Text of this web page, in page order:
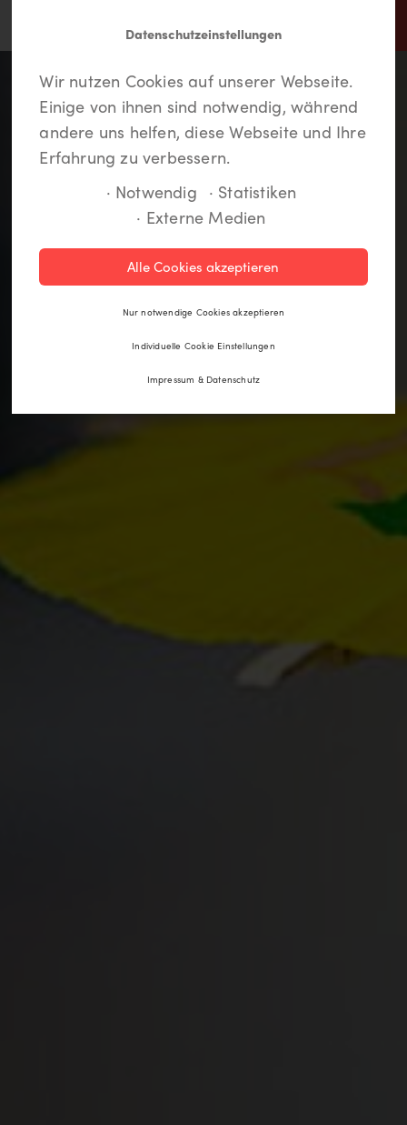
In Lippstadt findet jeder
etwas.
Deine Lieblingsorte zu speichern und eine
Route anzulegen. Wenn Du noch kein Login
hast, kannst Du Dich hier kostenlos anmelden.
Registrieren
Datenschutzeinstellungen
Wir nutzen Cookies auf unserer Webseite.
Einige von ihnen sind notwendig, während
andere uns helfen, diese Webseite und Ihre
Erfahrung zu verbessern.
· Notwendig · Statistiken
· Externe Medien
Alle Cookies akzeptieren
Nur notwendige Cookies akzeptieren
Individuelle Cookie Einstellungen
Impressum & Datenschutz